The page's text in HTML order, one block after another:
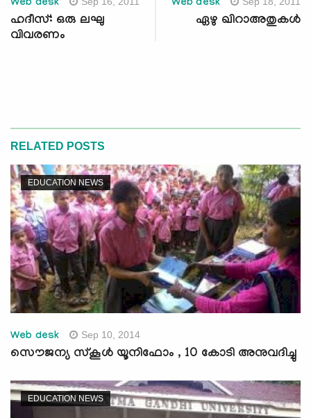
Web desk
ഹദീസ്: ഒരു ലഘു
വിവരണം
Web desk
ഏഴു ഖിറാഅതുകള്‍
RELATED POSTS
EDUCATION NEWS
Web desk Sep 10, 2014
സൌജന്യ സ്കൂള്‍ യൂനിഫോം , 10 കോടി അനുവദിച്ചു
EDUCATION NEWS